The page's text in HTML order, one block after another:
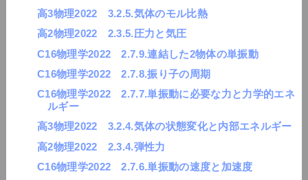
高3物理2022 3.2.5.気体のモル比熱
高2物理2022 2.3.5.圧力と気圧
C16物理学2022 2.7.9.連結した2物体の単振動
C16物理学2022 2.7.8.振り子の周期
C16物理学2022 2.7.7.単振動に必要な力と力学的エネ
ルギー
高3物理2022 3.2.4.気体の状態変化と内部エネルギー
高2物理2022 2.3.4.弾性力
C16物理学2022 2.7.6.単振動の速度と加速度